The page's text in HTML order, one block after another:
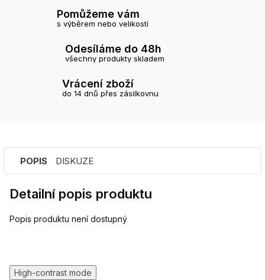
Pomůžeme vám
s výběrem nebo velikostí
Odesíláme do 48h
všechny produkty skladem
Vrácení zboží
do 14 dnů přes zásilkovnu
POPIS DISKUZE
Detailní popis produktu
Popis produktu není dostupný
High-contrast mode